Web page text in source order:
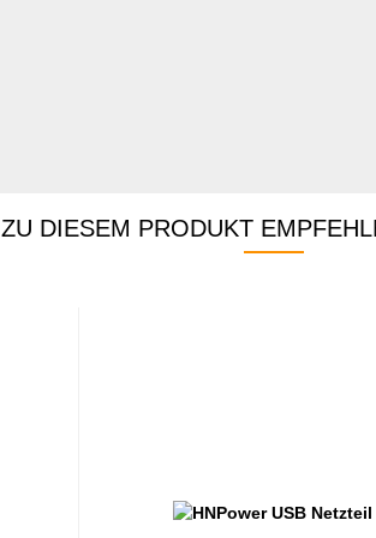
ZU DIESEM PRODUKT